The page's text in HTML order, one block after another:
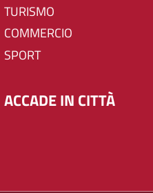
TURISMO
COMMERCIO
SPORT
ACCADE IN CITTÀ